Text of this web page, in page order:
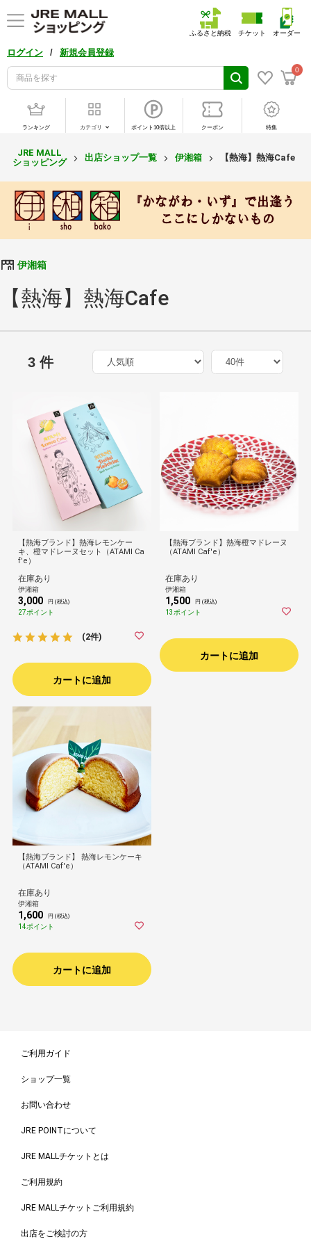
ログイン / 新規会員登録
0
ふるさと納税 チケット オーダー
ランキング カテゴリ ポイント10倍以上 クーポン 特集
JRE MALL
ショッピング
出店ショップ一覧 伊湘箱 【熱海】熱海Cafe
伊湘箱
【熱海】熱海Cafe
3 件
【熱海ブランド】熱海レモンケー
キ、橙マドレーヌセット（ATAMI Ca
f'e）
在庫あり
伊湘箱
3,000 円 (税込)
27ポイント
(2件)
カートに追加
【熱海ブランド】熱海橙マドレーヌ
（ATAMI Caf'e）
在庫あり
伊湘箱
1,500 円 (税込)
13ポイント
カートに追加
【熱海ブランド】 熱海レモンケーキ
（ATAMI Caf'e）
在庫あり
伊湘箱
1,600 円 (税込)
14ポイント
カートに追加
ご利用ガイド
ショップ一覧
お問い合わせ
JRE POINTについて
JRE MALLチケットとは
ご利用規約
JRE MALLチケットご利用規約
出店をご検討の方